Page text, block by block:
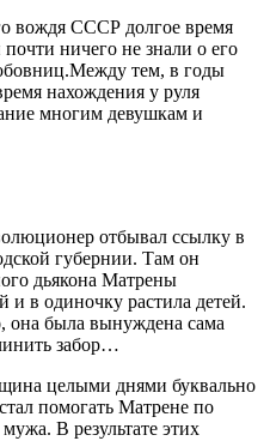
вождя СССР долгое время
ничего не знали о его
тем, в годы
нахождения у руля
многим девушкам и
отбывал ссылку в
губернии. Там он
дьякона Матрены
и в одиночку растила детей.
она была вынуждена сама
забор…
целыми днями буквально
помогать Матрене по
В результате этих